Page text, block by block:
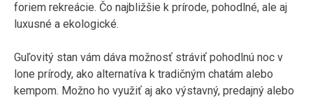
foriem rekreácie. Čo najbližšie k prírode, pohodlné, ale aj
luxusné a ekologické.
Guľovitý stan vám dáva možnosť stráviť pohodlnú noc v
lone prírody, ako alternatíva k tradičným chatám alebo
kempom. Možno ho využiť aj ako výstavný, predajný alebo